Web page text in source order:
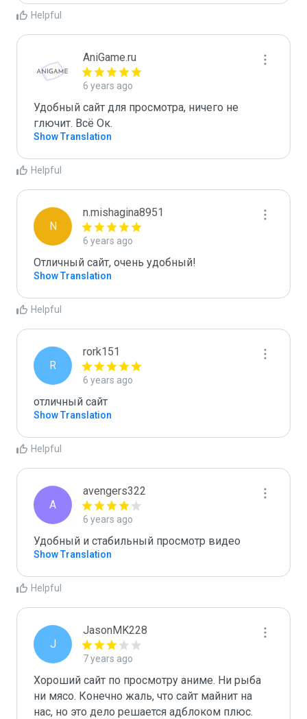
Helpful
AniGame.ru
6 years ago
Удобный сайт для просмотра, ничего не
глючит. Всё Ок.
Show Translation
Helpful
N
n.mishagina8951
6 years ago
Отличный сайт, очень удобный!
Show Translation
Helpful
R
rork151
6 years ago
отличный сайт
Show Translation
Helpful
A
avengers322
6 years ago
Удобный и стабильный просмотр видео
Show Translation
Helpful
J
JasonMK228
7 years ago
Хороший сайт по просмотру аниме. Ни рыба
ни мясо. Конечно жаль, что сайт майнит на
нас, но это дело решается адблоком плюс.